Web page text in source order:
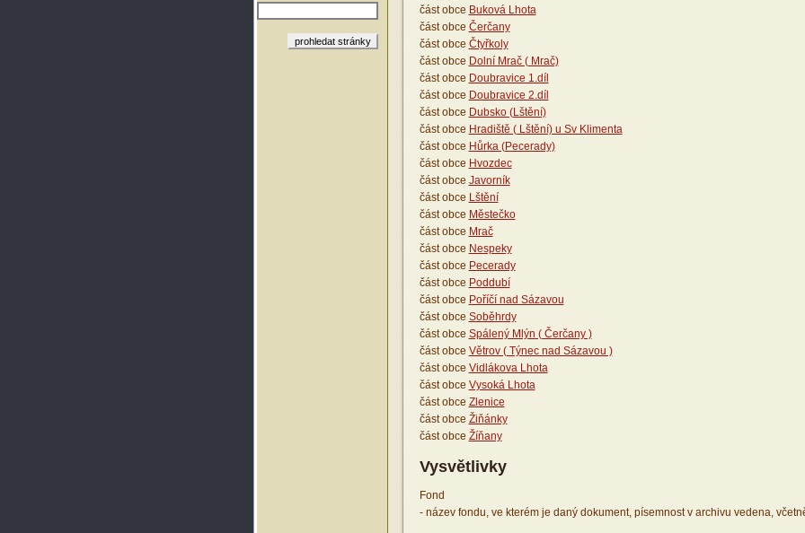
část obce Buková Lhota
část obce Čerčany
část obce Čtyřkoly
část obce Dolní Mrač ( Mrač)
část obce Doubravice 1.díl
část obce Doubravice 2.díl
část obce Dubsko (Lštění)
část obce Hradiště ( Lštění) u Sv Klimenta
část obce Hůrka (Pecerady)
část obce Hvozdec
část obce Javorník
část obce Lštění
část obce Městečko
část obce Mrač
část obce Nespeky
část obce Pecerady
část obce Poddubí
část obce Poříčí nad Sázavou
část obce Soběhrdy
část obce Spálený Mlýn ( Čerčany )
část obce Větrov ( Týnec nad Sázavou )
část obce Vidlákova Lhota
část obce Vysoká Lhota
část obce Zlenice
část obce Žiňánky
část obce Žíňany
Vysvětlivky
Fond
- název fondu, ve kterém je daný dokument, písemnost v archivu vedena,